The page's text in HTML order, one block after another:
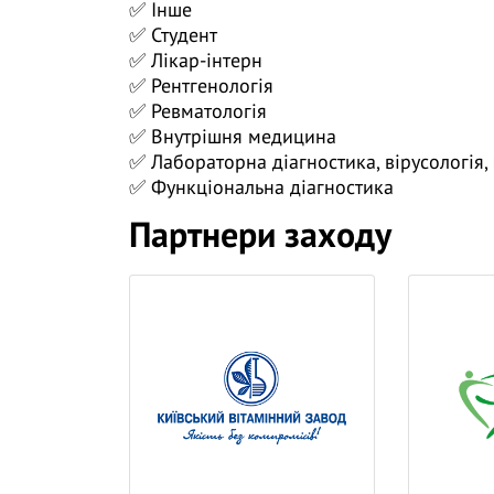
✅ Інфекційні та кристалічні артропатії
✅ Типові діагностичні помилки та
❓ Поставте питання на тему вебінару
трансляції.
👍 Долучайтеся до діалогу, задавайте
навчання дієвішим. Ми намагаємось
✅ Інше
✅ Студент
✅ Лікар-інтерн
✅ Рентгенологія
✅ Ревматологія
✅ Внутрішня медицина
✅ Лабораторна діагностика, вірусологія,
✅ Функціональна діагностика
Партнери заходу